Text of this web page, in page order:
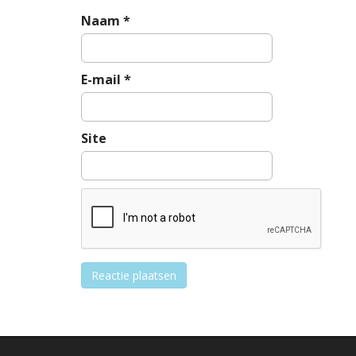
t
i
e
Naam *
E-mail *
Site